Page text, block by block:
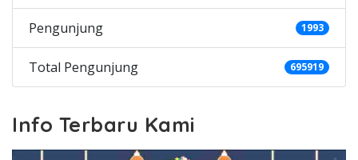
Pengunjung 1993
Total Pengunjung 695919
Info Terbaru Kami